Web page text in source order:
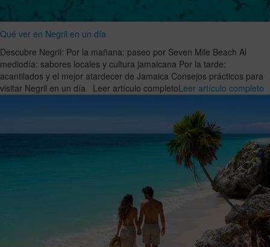
Qué ver en Negril en un día
Descubre Negril: Por la mañana: paseo por Seven Mile Beach Al
mediodía: sabores locales y cultura jamaicana Por la tarde:
acantilados y el mejor atardecer de Jamaica Consejos prácticos para
visitar Negril en un día Leer artículo completoLeer artículo completo